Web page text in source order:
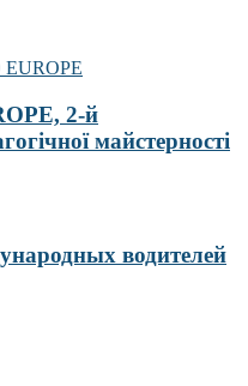
2-й
майстерності
водителей